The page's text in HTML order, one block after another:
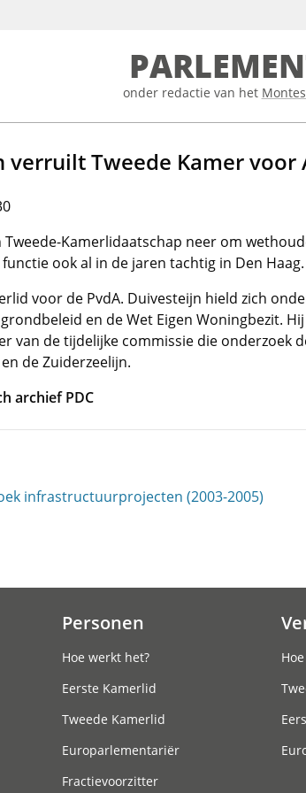
onder redactie van het
verruilt Tweede Kamer voor
Tweede-Kamerlidaatschap neer om
ook al in de jaren tachtig in Den Haag.
voor de PvdA. Duivesteijn hield zich
en de Wet Eigen Woningbezit.
van de tijdelijke commissie die onderzoek
de Zuiderzeelijn.
archief PDC
infrastructuurprojecten (2003-2005)
Personen
Hoe werkt het?
Eerste Kamerlid
Tweede Kamerlid
Europarlementariër
Fractievoorzitter